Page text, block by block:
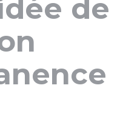
de